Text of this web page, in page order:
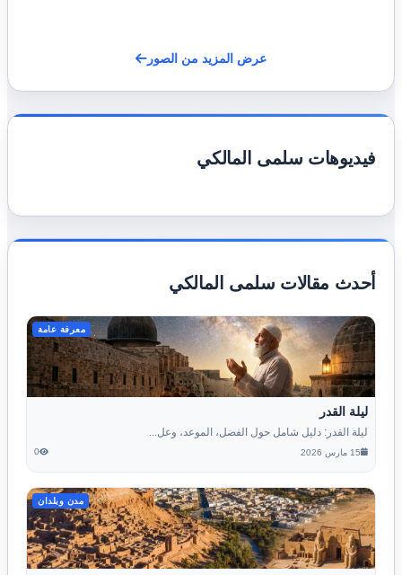
عرض المزيد من الصور
فيديوهات سلمى المالكي
أحدث مقالات سلمى المالكي
معرفة عامة
ليلة القدر
ليلة القدر: دليل شامل حول الفضل، الموعد، وعل...
مدن وبلدان